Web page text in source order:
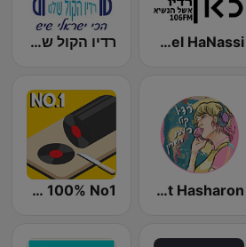
Radio Eshel HaNassi רדיו הקול שלנו
Kol Ramat Hasharon
Radio 100% No1